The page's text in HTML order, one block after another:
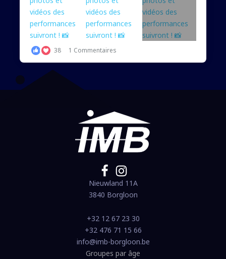
38 1 Commentaires
Nieuwland 11A
3840 Borgloon
+32 12 67 23 30
+32 476 71 15 66
info@imb-borgloon.be
Groupes par âge